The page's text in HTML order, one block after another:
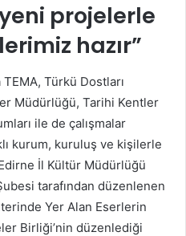
projelerle
hazır”
Türkü Dostları
Müdürlüğü, Tarihi Kentler
ile de çalışmalar
kurum, kuruluş ve kişilerle
Edirne İl Kültür Müdürlüğü
tarafından düzenlenen
Yer Alan Eserlerin
Birliği’nin düzenlediği